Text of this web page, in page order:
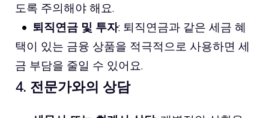
도록 주의해야 해요.
퇴직연금 및 투자: 퇴직연금과 같은 세금 혜
택이 있는 금융 상품을 적극적으로 사용하면 세
금 부담을 줄일 수 있어요.
4. 전문가와의 상담